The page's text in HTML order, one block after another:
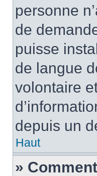
personne
de
puisse
de langue
volontaire
depuis un
Haut
»